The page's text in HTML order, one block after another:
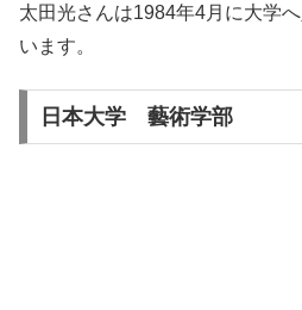
太田光さんは1984年4月に大学
います。
日本大学 藝術学部